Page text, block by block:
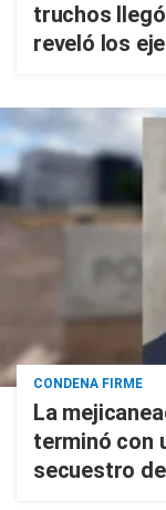
truchos
reveló los
CONDENA FIRME
La
terminó con
secuestro